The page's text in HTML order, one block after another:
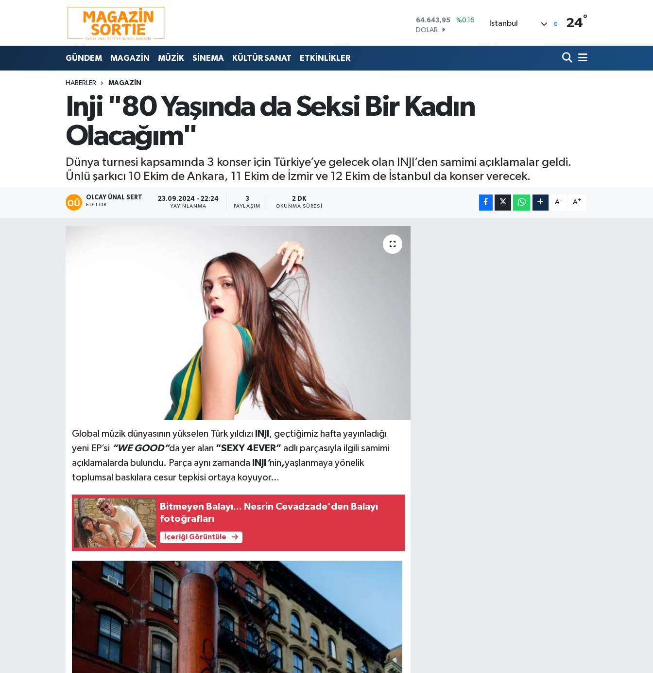
DOLAR
47,6704
55,0406
%-0.08
BİST100
13.799
%70
BITCOIN
İstanbul 24°
GÜNDEM MAGAZİN MÜZİK SİNEMA KÜLTÜR SANAT ETKİNLİKLER
HABERLER MAGAZİN
Inji "80 Yaşında da Seksi Bir Kadın
Olacağım"
Dünya turnesi kapsamında 3 konser için Türkiye’ye gelecek olan INJI’den samimi açıklamalar geldi.
Ünlü şarkıcı 10 Ekim de Ankara, 11 Ekim de İzmir ve 12 Ekim de İstanbul da konser verecek.
OLCAY ÜNAL SERT
EDITÖR
23.09.2024 - 22:24
YAYINLANMA
3
PAYLAŞIM
2 DK
OKUNMA SÜRESI
A- A+
Global müzik dünyasının yükselen Türk yıldızı INJI
, geçtiğimiz hafta yayınladığı
yeni EP’si “WE GOOD”da yer alan “SEXY 4EVER” adlı parçasıyla ilgili samimi
açıklamalarda bulundu. Parça aynı zamanda INJI ’nin,yaşlanmaya yönelik
toplumsal baskılara cesur tepkisi ortaya koyuyor…
Bitmeyen Balayı... Nesrin Cevadzade'den Balayı
fotoğrafları
İçeriği Görüntüle
Nöbetçi Eczaneler
Hava Durumu
Trafik Durumu
Süper Lig Puan Durumu ve Fikstür
Tüm Manşetler
Son Dakika Haberleri